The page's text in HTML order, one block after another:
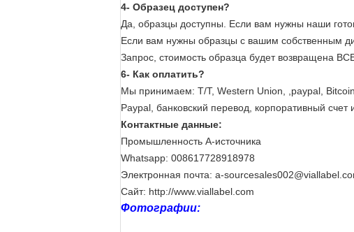
4- Образец доступен?
Да, образцы доступны. Если вам нужны наши
Если вам нужны образцы с вашим собственным
Запрос, стоимость образца будет возвращена
6- Как оплатить?
Мы принимаем: T/T, Western Union, ,paypal, Bitcoin
Paypal, банковский перевод, корпоративный счет и
Контактные данные:
Промышленность A-источника
Whatsapp: 008617728918978
Электронная почта: a-
Сайт: http://www.viallabel.com
Фотографии: